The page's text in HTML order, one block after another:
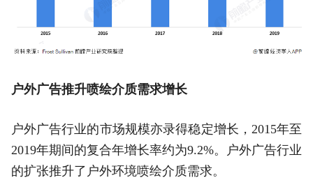
户外广告推升喷绘介质需求增长
户外广告行业的市场规模亦录得稳定增长，2015年至
2019年期间的复合年增长率约为9.2%。户外广告行业
的扩张推升了户外环境喷绘介质需求。